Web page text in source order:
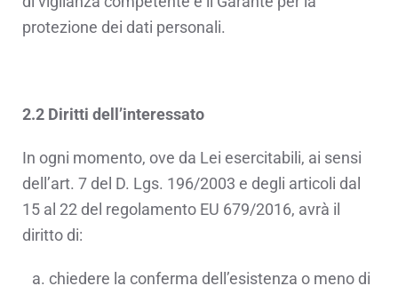
protezione dei dati personali.
2.2 Diritti dell’interessato
In ogni momento, ove da Lei esercitabili, ai sensi
dell’art. 7 del D. Lgs. 196/2003 e degli articoli dal
15 al 22 del regolamento EU 679/2016, avrà il
diritto di:
chiedere la conferma dell’esistenza o meno di